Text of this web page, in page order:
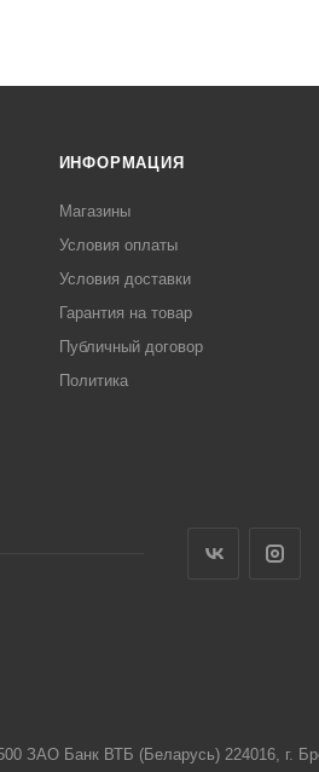
ИНФОРМАЦИЯ
Магазины
Условия оплаты
Условия доставки
Гарантия на товар
Публичный договор
Политика
ЗАО Банк ВТБ (Беларусь) 224016, г.